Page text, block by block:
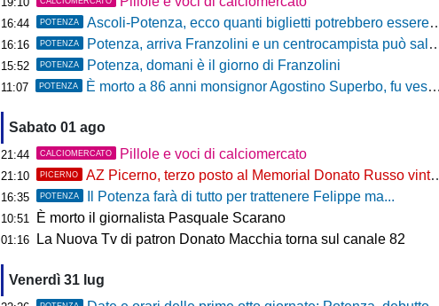
16:44 POTENZA Ascoli-Potenza, ecco quanti biglietti potrebbero essere disponibili per il settore ospiti
16:16 POTENZA Potenza, arriva Franzolini e un centrocampista può salutare
15:52 POTENZA Potenza, domani è il giorno di Franzolini
11:07 POTENZA È morto a 86 anni monsignor Agostino Superbo, fu vescovo di Potenza
Sabato 01 ago
21:44 CALCIOMERCATO Pillole e voci di calciomercato
21:10 PICERNO AZ Picerno, terzo posto al Memorial Donato Russo vinto dal Crotone
16:35 POTENZA Il Potenza farà di tutto per trattenere Felippe ma...
10:51 È morto il giornalista Pasquale Scarano
01:16 La Nuova Tv di patron Donato Macchia torna sul canale 82
Venerdì 31 lug